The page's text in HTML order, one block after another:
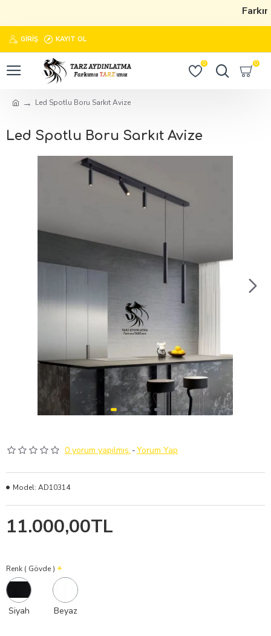
GIRIŞ KAYIT OL
0 0
Led Spotlu Boru Sarkıt Avize
Led Spotlu Boru Sarkıt Avize
0 yorum yapılmış. -Yorum Yap
11.000,00TL
Model: AD10314
Renk ( Gövde )
Siyah Beyaz